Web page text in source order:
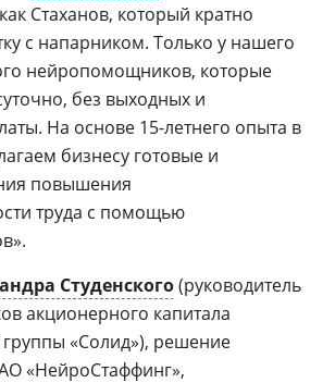
Стаханов, который кратно
с напарником. Только у нашего
нейропомощников, которые
без выходных и
На основе 15-летнего опыта в
бизнесу готовые и
повышения
труда с помощью
Студенского(руководитель
акционерного капитала
«Солид»), решение
«НейроСтаффинг»,